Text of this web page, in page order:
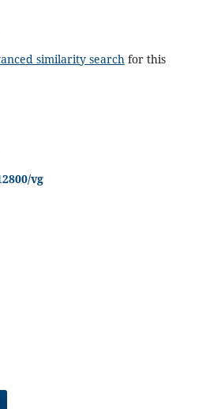
similarity searchfor this
vg